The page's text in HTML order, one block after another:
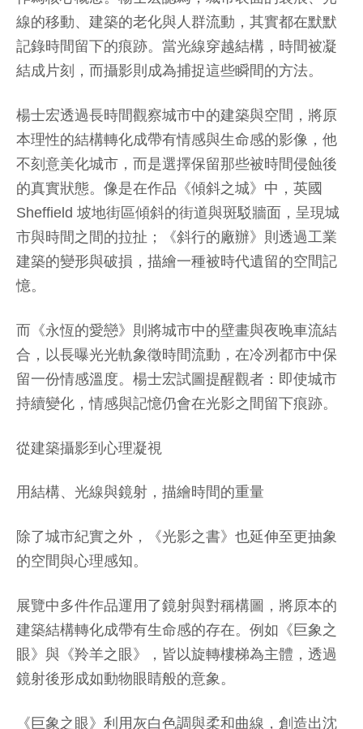
線的移動、建築的老化與人群流動，其實都在默默
記錄時間留下的痕跡。當光線穿越結構，時間被凝
結成片刻，而攝影則成為捕捉這些瞬間的方法。
楊士宏透過長時間觀察城市中的建築與空間，將原
本理性的結構轉化成帶有情感與生命感的影像，他
不刻意美化城市，而是選擇保留那些被時間侵蝕後
的真實狀態。像是在作品《傾斜之城》中，英國
Sheffield 坡地街區傾斜的街道與斑駁牆面，呈現城
市與時間之間的拉扯；《斜行的廠辦》則透過工業
建築的變形與破損，描繪一種被時代遺留的空間記
憶。
而《永恆的愛戀》則將城市中的壁畫與夜晚車流結
合，以長曝光光軌象徵時間流動，在冷冽都市中保
留一份情感溫度。楊士宏試圖提醒觀者：即使城市
持續變化，情感與記憶仍會在光影之間留下痕跡。
從建築攝影到心理凝視
用結構、光線與鏡射，描繪時間的重量
除了城市紀實之外，《光影之書》也延伸至更抽象
的空間與心理感知。
展覽中多件作品運用了鏡射與對稱構圖，將原本的
建築結構轉化成帶有生命感的存在。例如《巨象之
眼》與《羚羊之眼》，皆以旋轉樓梯為主體，透過
鏡射後形成如動物眼睛般的意象。
《巨象之眼》利用灰白色調與柔和曲線，創造出沈